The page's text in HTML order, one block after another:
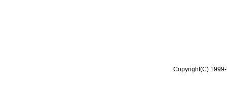
Copyright(C)